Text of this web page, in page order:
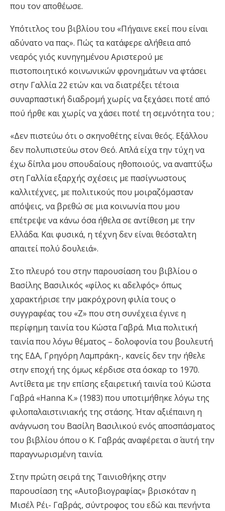
που τον αποθέωσε.
Υπότιτλος του βιβλίου του «Πήγαινε εκεί που είναι
αδύνατο να πας». Πώς τα κατάφερε αλήθεια από
νεαρός γιός κυνηγημένου Αριστερού με
πιστοποιητικό κοινωνικών φρονημάτων να φτάσει
στην Γαλλία 22 ετών και να διατρέξει τέτοια
συναρπαστική διαδρομή χωρίς να ξεχάσει ποτέ από
πού ήρθε και χωρίς να χάσει ποτέ τη σεμνότητα του ;
«Δεν πιστεύω ότι ο σκηνοθέτης είναι θεός. Εξάλλου
δεν πολυπιστεύω στον Θεό. Απλά είχα την τύχη να
έχω δίπλα μου σπουδαίους ηθοποιούς, να αναπτύξω
στη Γαλλία εξαρχής σχέσεις με πασίγνωστους
καλλιτέχνες, με πολιτικούς που μοιραζόμασταν
απόψεις, να βρεθώ σε μια κοινωνία που μου
επέτρεψε να κάνω όσα ήθελα σε αντίθεση με την
Ελλάδα. Και φυσικά, η τέχνη δεν είναι θεόσταλτη
απαιτεί πολύ δουλειά».
Στο πλευρό του στην παρουσίαση του βιβλίου ο
Βασίλης Βασιλικός «φίλος κι αδελφός» όπως
χαρακτήρισε την μακρόχρονη φιλία τους ο
συγγραφέας του «Ζ» που στη συνέχεια έγινε η
περίφημη ταινία του Κώστα Γαβρά. Μια πολιτική
ταινία που λόγω θέματος – δολοφονία του βουλευτή
της ΕΔΑ, Γρηγόρη Λαμπράκη-, κανείς δεν την ήθελε
στην εποχή της όμως κέρδισε στα όσκαρ το 1970.
Αντίθετα με την επίσης εξαιρετική ταινία τού Κώστα
Γαβρά «Hanna K.» (1983) που υποτιμήθηκε λόγω της
φιλοπαλαιστινιακής της στάσης. Ήταν αξιέπαινη η
ανάγνωση του Βασίλη Βασιλικού ενός αποσπάσματος
του βιβλίου όπου ο Κ. Γαβράς αναφέρεται σ΄ αυτή την
παραγνωρισμένη ταινία.
Στην πρώτη σειρά της Ταινιοθήκης στην
παρουσίαση της «Αυτοβιογραφίας» βρισκόταν η
Μισέλ Ρέι- Γαβράς, σύντροφος του εδώ και πενήντα